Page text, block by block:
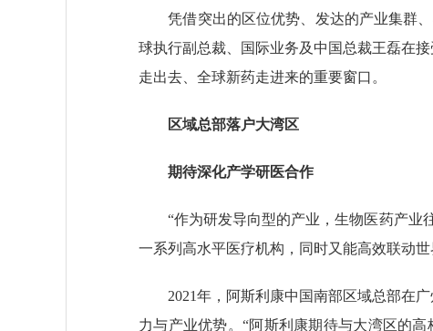
凭借突出的区位优势、发达的产业集群、
球执行副总裁、国际业务及中国总裁王磊在
走出去、全球新药走进来的重要窗口。
区域总部落户大湾区
期待深化产学研医合作
“作为研发导向型的产业，生物医药产业往
一系列高水平医疗机构，同时又能高效联动
2021年，阿斯利康中国南部区域总部在广
力与产业优势。“阿斯利康期待与大湾区的